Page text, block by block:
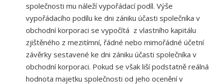
společnosti mu náleží vypořádací podíl. Výše
vypořádacího podílu ke dni zániku účasti společníka v
obchodní korporaci se vypočítá z vlastního kapitálu
zjištěného z mezitímní, řádné nebo mimořádné účetní
závěrky sestavené ke dni zániku účasti společníka v
obchodní korporaci. Pokud se však liší podstatně reálná
hodnota majetku společnosti od jeho ocenění v